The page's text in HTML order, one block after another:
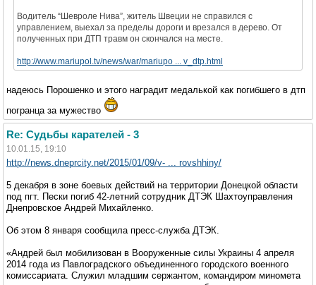
Водитель “Шевроле Нива”, житель Швеции не справился с
управлением, выехал за пределы дороги и врезался в дерево. От
полученных при ДТП травм он скончался на месте.
http://www.mariupol.tv/news/war/mariupo ... v_dtp.html
надеюсь Порошенко и этого наградит медалькой как погибшего в дтп
погранца за мужество
Re: Судьбы карателей - 3
10.01.15, 19:10
http://news.dneprcity.net/2015/01/09/v- ... rovshhiny/
5 декабря в зоне боевых действий на территории Донецкой области
под пгт. Пески погиб 42-летний сотрудник ДТЭК Шахтоуправления
Днепровское Андрей Михайленко.
Об этом 8 января сообщила пресс-служба ДТЭК.
«Андрей был мобилизован в Вооруженные силы Украины 4 апреля
2014 года из Павлоградского объединенного городского военного
комиссариата. Служил младшим сержантом, командиром миномета